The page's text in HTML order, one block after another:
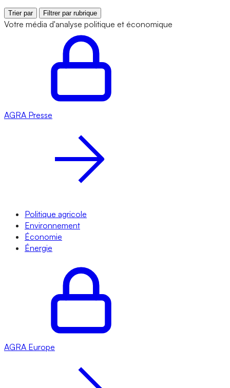
Trier par Filtrer par rubrique
Votre média d'analyse politique et économique
AGRA Presse
Politique agricole
Environnement
Économie
Énergie
AGRA Europe